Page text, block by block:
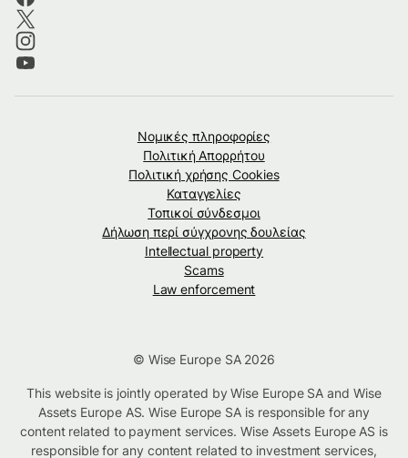
Νομικές πληροφορίες
Πολιτική Απορρήτου
Πολιτική χρήσης Cookies
Καταγγελίες
Τοπικοί σύνδεσμοι
Δήλωση περί σύγχρονης δουλείας
Intellectual property
Scams
Law enforcement
© Wise Europe SA 2026
This website is jointly operated by Wise Europe SA and Wise
Assets Europe AS. Wise Europe SA is responsible for any
content related to payment services. Wise Assets Europe AS is
responsible for any content related to investment services,